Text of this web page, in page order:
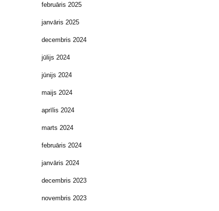
februāris 2025
janvāris 2025
decembris 2024
jūlijs 2024
jūnijs 2024
maijs 2024
aprīlis 2024
marts 2024
februāris 2024
janvāris 2024
decembris 2023
novembris 2023